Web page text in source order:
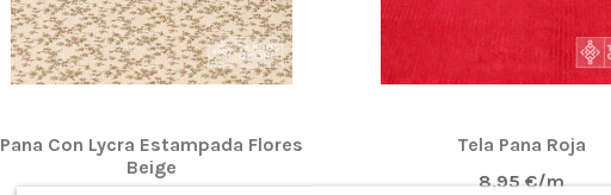
Pana Con Lycra Estampada Flores
Beige
Tela Pana Roja
8,95 €/m